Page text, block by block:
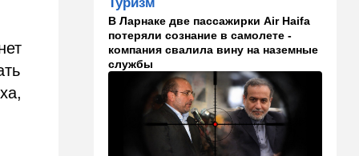
Альцгеймер начинается не
там, где думали: ученые
нашли возможный источник
болезни
В мире
Палестинская
администрация проиграла
очередную судебную битву
В Ларнаке две пассажирки Air Haifa
потеряли сознание в самолете -
компания свалила вину на наземные
службы